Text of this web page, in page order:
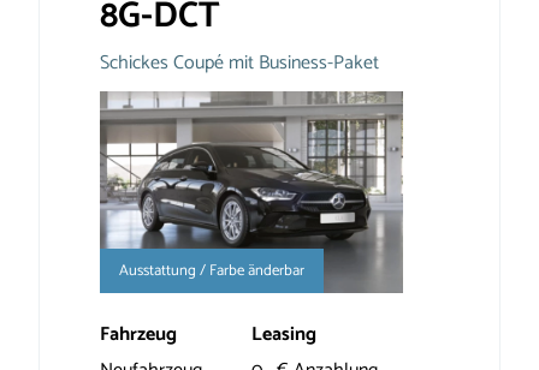
8G-DCT
Schickes Coupé mit Business-Paket
Ausstattung / Farbe änderbar
Fahrzeug
Leasing